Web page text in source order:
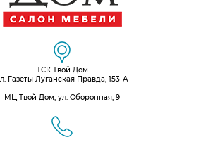
ТСК Твой Дом
Газеты Луганская Правда, 153-А
МЦ Твой Дом, ул. Оборонная, 9